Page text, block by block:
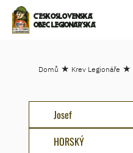
ČESKOSLOVENSKÁ
OBEC LEGIONÁŘSKÁ
Domů ★ Krev Legionáře ★